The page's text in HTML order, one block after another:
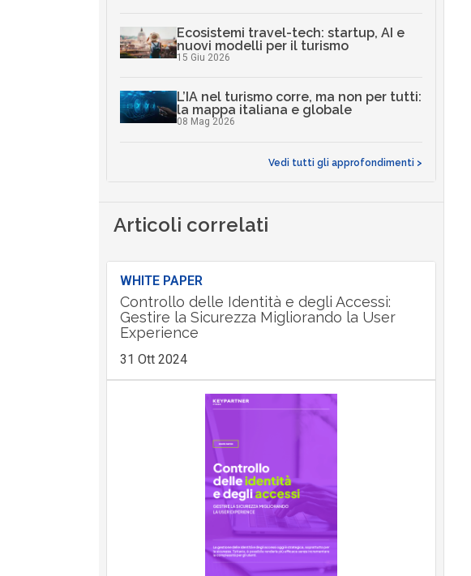
Ecosistemi travel-tech: startup, AI e
nuovi modelli per il turismo
15 Giu 2026
L’IA nel turismo corre, ma non per tutti:
la mappa italiana e globale
08 Mag 2026
Vedi tutti gli approfondimenti >
Articoli correlati
WHITE PAPER
Controllo delle Identità e degli Accessi:
Gestire la Sicurezza Migliorando la User
Experience
31 Ott 2024